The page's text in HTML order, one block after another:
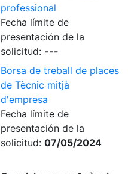
professional
Fecha límite de
presentación de la
solicitud: ---
Borsa de treball de places
de Tècnic mitjà
d'empresa
Fecha límite de
presentación de la
solicitud: 07/05/2024